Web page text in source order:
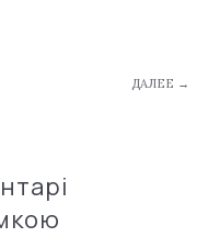
ДАЛЕЕ →